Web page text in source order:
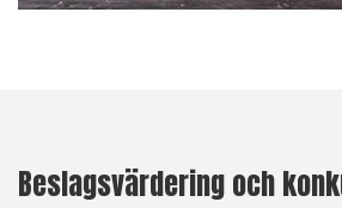
Beslagsvärdering och